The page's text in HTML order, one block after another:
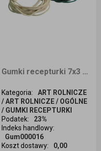
Gumki recepturki 7x3 1kg
Kategoria:
ART ROLNICZE
/ ART ROLNICZE / OGÓLNE
/ GUMKI RECEPTURKI
Podatek:
23%
Indeks handlowy:
Gum000016
Koszt dostawy: 0,00
Ilość sztuk